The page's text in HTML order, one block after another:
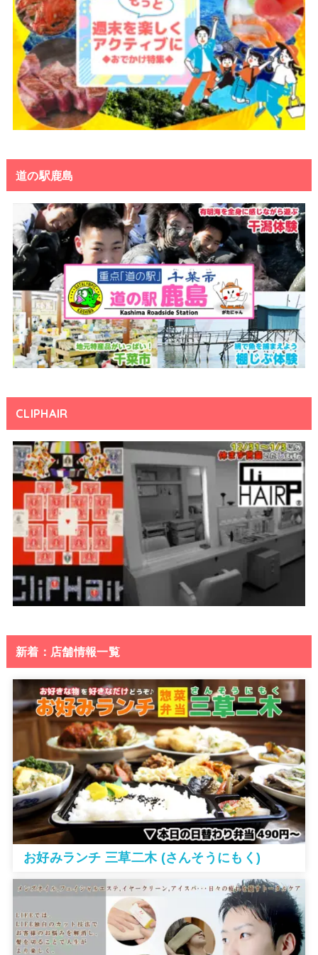
道の駅鹿島
CLIPHAIR
新着：店舗情報一覧
お好みランチ 三草二木 (さんそうにもく)